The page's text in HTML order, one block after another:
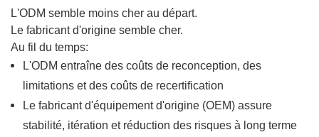
L'ODM semble moins cher au départ.
Le fabricant d'origine semble cher.
Au fil du temps:
L'ODM entraîne des coûts de reconception, des
limitations et des coûts de recertification
Le fabricant d'équipement d'origine (OEM) assure
stabilité, itération et réduction des risques à long terme